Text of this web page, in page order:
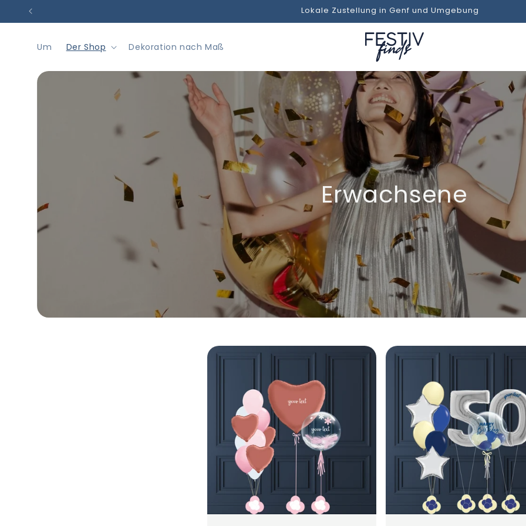
zum
Inhalt
Lokale Zustellung in Genf und Umgebung
Um Der Shop Dekoration nach Maß
Erwachsene